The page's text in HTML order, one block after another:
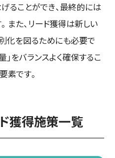
ることができ、最終的には
また、リード獲得は新しい
化を図るためにも必要で
」をバランスよく確保するこ
素です。
獲得施策一覧